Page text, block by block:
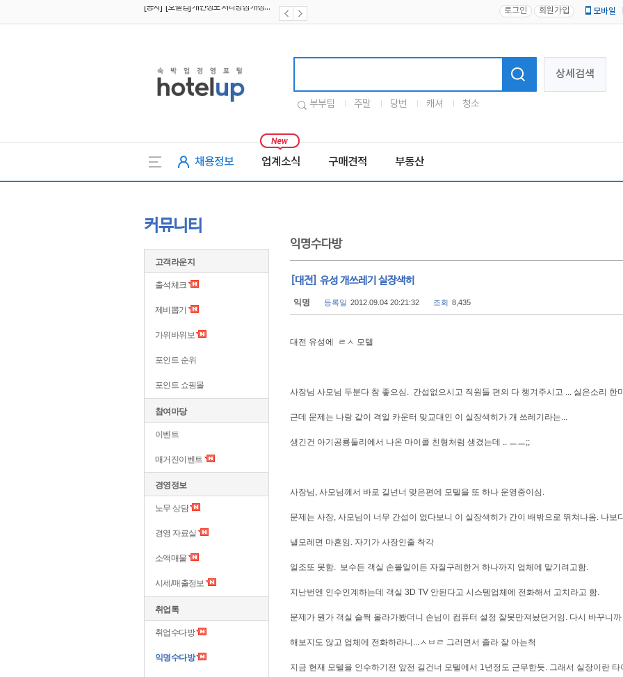
[공지] [호텔업] 유료서비스 이용약관 개정본2 (19.09.02) 로그인 회원가입 모바일
상세검색
부부팀 주말 당번 캐셔 청소
채용정보 업계소식 구매견적 부동산
커뮤니티
고객라운지
출석체크
제비뽑기
가위바위보
포인트 순위
포인트 쇼핑몰
참여마당
이벤트
매거진이벤트
경영정보
노무 상담
경영 자료실
소액매물
시세/매출정보
취업톡
취업수다방
익명수다방
익명수다방
[대전] 유성 개쓰레기 실장색히
익명 등록일 2012.09.04 20:21:32 조회 8,435
대전 유성에 ㄹㅅ 모텔
사장님 사모님 두분다 참 좋으심. 간섭없으시고 직원들 편의 다 챙겨주시고 ... 싫은소리 한
근데 문제는 나랑 같이 격일 카운터 맞교대인 이 실장색히가 개 쓰레기라는...
생긴건 아기공룡둘리에서 나온 마이콜 친형처럼 생겼는데 .. ㅡㅡ;;
사장님, 사모님께서 바로 길넌너 맞은편에 모텔을 또 하나 운영중이심.
문제는 사장, 사모님이 너무 간섭이 없다보니 이 실장색히가 간이 배밖으로 뛰쳐나옴. 나보
낼모레면 마흔임. 자기가 사장인줄 착각
일조또 못함. 보수든 객실 손볼일이든 자질구레한거 하나까지 업체에 맡기려고함.
지난번엔 인수인계하는데 객실 3D TV 안된다고 시스템업체에 전화해서 고치라고 함.
문제가 뭔가 객실 슬쩍 올라가봤더니 손님이 컴퓨터 설정 잘못만져놨던거임. 다시 바꾸니
해보지도 않고 업체에 전화하라니...ㅅㅂㄹ 그러면서 졸라 잘 아는척
지금 현재 모텔을 인수하기전 앞전 길건너 모텔에서 1년정도 근무한듯. 그래서 실장이란 타